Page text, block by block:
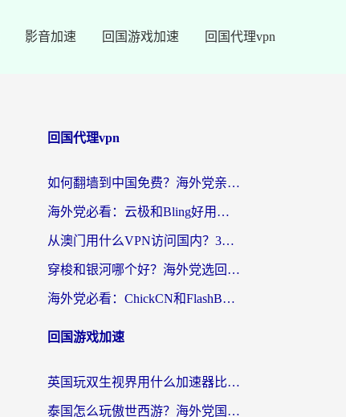
影音加速 回国游戏加速 回国代理vpn
回国代理vpn
如何翻墙到中国免费？海外党亲测：从踩坑到选对加速器的全攻略
海外党必看：云极和Bling好用吗？3分钟教你选对回国加速器
从澳门用什么VPN访问国内？3个实用标准帮你避开坑，无缝刷剧听歌
穿梭和银河哪个好？海外党选回国加速器的避坑指南，附番茄加速器实测体验
海外党必看：ChickCN和FlashBack好用吗？3招教你选对回国加速器（附云极、HomeCN、斧牛vs艾果对比）
回国游戏加速
英国玩双生视界用什么加速器比较好？海外党亲测有效的国服游戏加速方案
泰国怎么玩傲世西游？海外党国服游戏加速终极攻略（附光明大陆量子特攻实测）